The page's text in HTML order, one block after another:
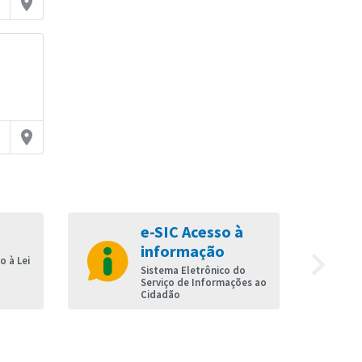
place
à Lei
e-SIC Acesso à
informação
Sistema Eletrônico do
Serviço de Informações ao
Cidadão